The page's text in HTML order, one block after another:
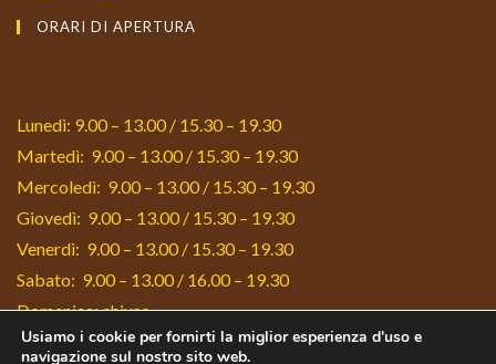
in
tab
in
tab
ORARI DI APERTURA
Lunedì: 9.00 – 13.00 / 15.30 – 19.30
Martedì: 9.00 – 13.00 / 15.30 – 19.30
Mercoledì: 9.00 – 13.00 / 15.30 – 19.30
Giovedì: 9.00 – 13.00 / 15.30 – 19.30
Venerdì: 9.00 – 13.00 / 15.30 – 19.30
Sabato: 9.00 – 13.00 / 16.00 – 19.30
Domenica: chiuso
Usiamo i cookie per fornirti la miglior esperienza d'uso e
navigazione sul nostro sito web.